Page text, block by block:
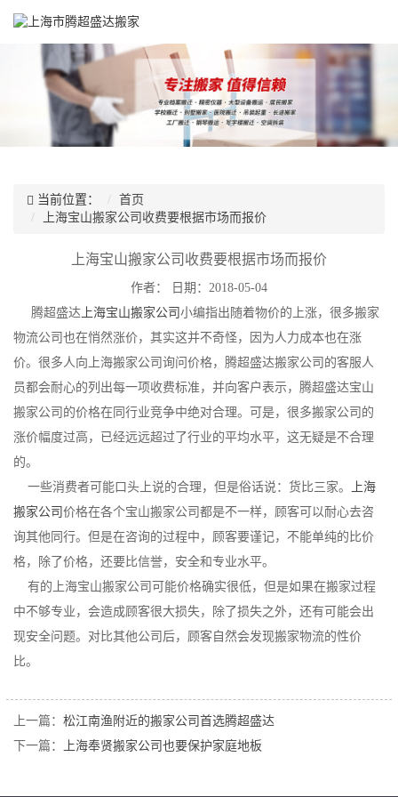
当前位置：
首页
上海宝山搬家公司收费要根据市场而报价
上海宝山搬家公司收费要根据市场而报价
作者：
日期：2018-05-04
腾超盛达 上海宝山搬家公司 小编指出随着物价的上涨，很多搬家
物流公司也在悄然涨价，其实这并不奇怪，因为人力成本也在涨
价。很多人向上海搬家公司询问价格，腾超盛达搬家公司的客服人
员都会耐心的列出每一项收费标准，并向客户表示，腾超盛达宝山
搬家公司的价格在同行业竞争中绝对合理。可是，很多搬家公司的
涨价幅度过高，已经远远超过了行业的平均水平，这无疑是不合理
的。
一些消费者可能口头上说的合理，但是俗话说：货比三家。
上海
搬家公司 价格在各个宝山搬家公司都是不一样，顾客可以耐心去咨
询其他同行。但是在咨询的过程中，顾客要谨记，不能单纯的比价
格，除了价格，还要比信誉，安全和专业水平。
有的上海宝山搬家公司可能价格确实很低，但是如果在搬家过程
中不够专业，会造成顾客很大损失，除了损失之外，还有可能会出
现安全问题。对比其他公司后，顾客自然会发现搬家物流的性价
比。
上一篇： 松江南渔附近的搬家公司首选腾超盛达
下一篇：
上海奉贤搬家公司也要保护家庭地板